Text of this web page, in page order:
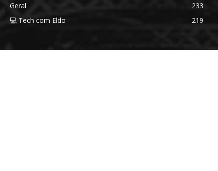
Geral
233
💻 Tech com Eldo
219